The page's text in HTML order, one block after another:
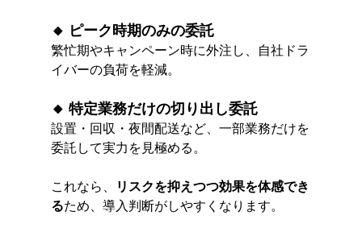
🔸 ピーク時期のみの委託
繁忙期やキャンペーン時に外注し、自社ドラ
イバーの負荷を軽減。
🔸 特定業務だけの切り出し委託
設置・回収・夜間配送など、一部業務だけを
委託して実力を見極める。
これなら、
リスクを抑えつつ効果を体感でき
るため、導入判断がしやすくなります。